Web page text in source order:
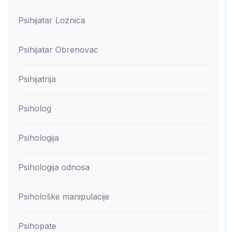
Psihijatar Loznica
Psihijatar Obrenovac
Psihijatrija
Psiholog
Psihologija
Psihologija odnosa
Psihološke manipulacije
Psihopate